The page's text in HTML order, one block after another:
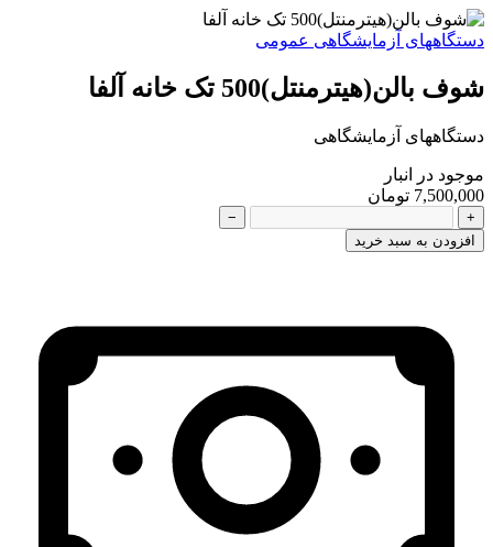
دستگاههای آزمایشگاهی عمومی
شوف بالن(هیترمنتل)500 تک خانه آلفا
دستگاههای آزمایشگاهی
موجود در انبار
7,500,000 تومان
+
−
افزودن به سبد خرید